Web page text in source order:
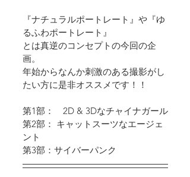
『ナチュラルポートレート』や『ゆ
るふわポートレート』
とは真逆のコンセプトの今回の企
画。
年始からなんか刺激のある撮影がし
たい方に是非オススメです！！
第1部：　2D & 3Dなチャイナガール
第2部： キャットスーツなエージェ
ント
第3部：サイバーパンク